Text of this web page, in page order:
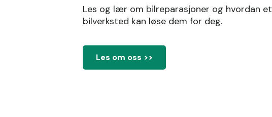
Les og lær om bilreparasjoner og hvordan et
bilverksted kan løse dem for deg.
Les om oss >>